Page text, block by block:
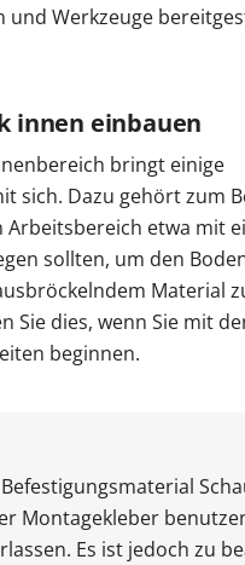
und Werkzeuge
innen einbauen
bringt einige
sich. Dazu gehört zum
Arbeitsbereich etwa mit
sollten, um den
Material
Sie dies, wenn Sie mit
beginnen.
Befestigungsmaterial
Montagekleber
Es ist jedoch zu